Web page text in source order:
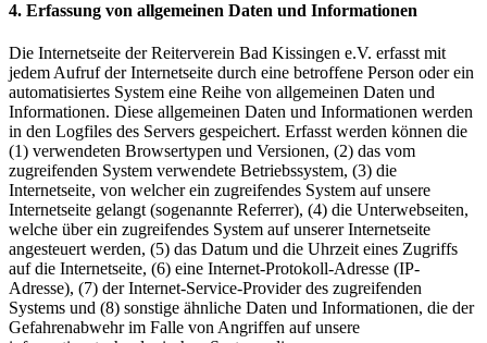
4. Erfassung von allgemeinen Daten und Informationen
Die Internetseite der Reiterverein Bad Kissingen e.V. erfasst mit
jedem Aufruf der Internetseite durch eine betroffene Person oder ein
automatisiertes System eine Reihe von allgemeinen Daten und
Informationen. Diese allgemeinen Daten und Informationen werden
in den Logfiles des Servers gespeichert. Erfasst werden können die
(1) verwendeten Browsertypen und Versionen, (2) das vom
zugreifenden System verwendete Betriebssystem, (3) die
Internetseite, von welcher ein zugreifendes System auf unsere
Internetseite gelangt (sogenannte Referrer), (4) die Unterwebseiten,
welche über ein zugreifendes System auf unserer Internetseite
angesteuert werden, (5) das Datum und die Uhrzeit eines Zugriffs
auf die Internetseite, (6) eine Internet-Protokoll-Adresse (IP-
Adresse), (7) der Internet-Service-Provider des zugreifenden
Systems und (8) sonstige ähnliche Daten und Informationen, die der
Gefahrenabwehr im Falle von Angriffen auf unsere